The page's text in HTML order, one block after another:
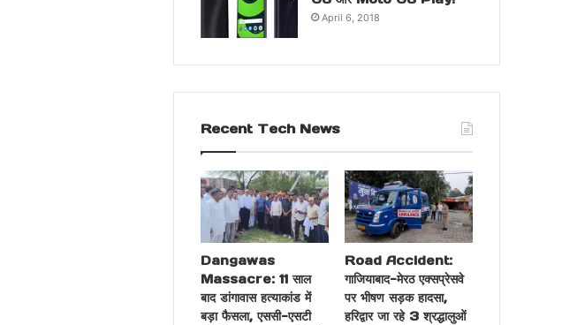
April 6, 2018
Recent Tech News
Dangawas
Massacre: 11 साल
बाद डांगावास हत्याकांड में
बड़ा फैसला, एससी-एसटी
Road Accident:
गाजियाबाद-मेरठ एक्सप्रेसवे
पर भीषण सड़क हादसा,
हरिद्वार जा रहे 3 श्रद्धालुओं